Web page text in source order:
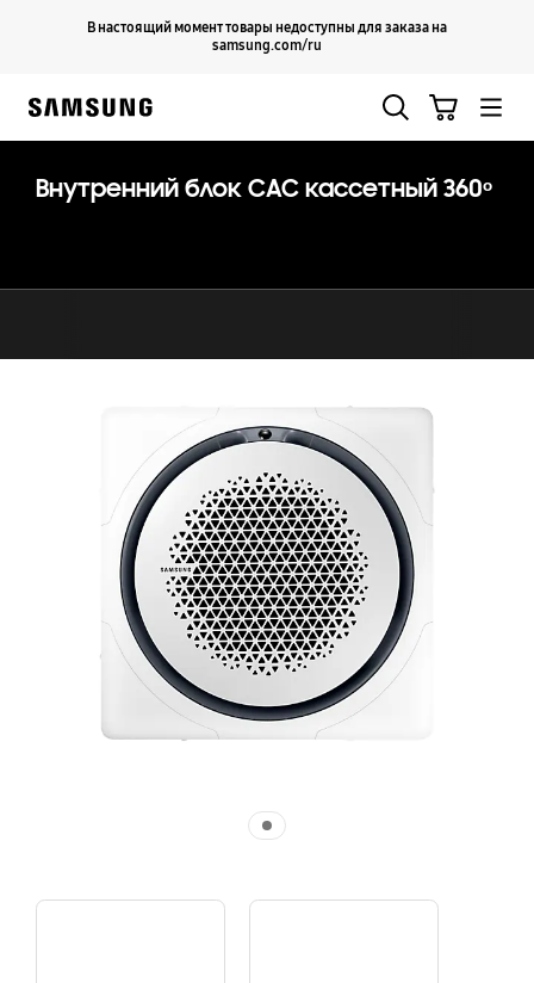
В настоящий момент товары недоступны для заказа на
samsung.com/ru
Продолжить
Внутренний блок CAC кассетный 360ᵒ